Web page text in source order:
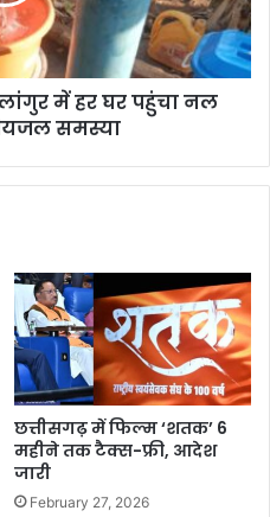
में हर घर पहुंचा नल
समस्या
छत्तीसगढ़ में फिल्म ‘शतक’ 6
महीने तक टैक्स-फ्री, आदेश
जारी
February 27, 2026